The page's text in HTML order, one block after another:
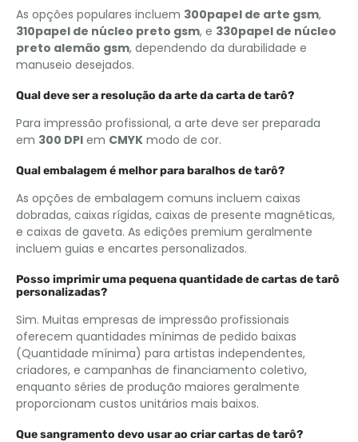
As opções populares incluem 300papel de arte gsm,
310papel de núcleo preto gsm, e 330papel de núcleo
preto alemão gsm, dependendo da durabilidade e
manuseio desejados.
Qual deve ser a resolução da arte da carta de tarô?
Para impressão profissional, a arte deve ser preparada
em 300 DPI em CMYK modo de cor.
Qual embalagem é melhor para baralhos de tarô?
As opções de embalagem comuns incluem caixas
dobradas, caixas rígidas, caixas de presente magnéticas,
e caixas de gaveta. As edições premium geralmente
incluem guias e encartes personalizados.
Posso imprimir uma pequena quantidade de cartas de tarô
personalizadas?
Sim. Muitas empresas de impressão profissionais
oferecem quantidades mínimas de pedido baixas
(Quantidade mínima) para artistas independentes,
criadores, e campanhas de financiamento coletivo,
enquanto séries de produção maiores geralmente
proporcionam custos unitários mais baixos.
Que sangramento devo usar ao criar cartas de tarô?